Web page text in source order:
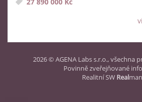
27 890 000 Kč
2026 © AGENA Labs s.r.o., všechna
Povinně zveřejňované
Realitní SW Realman